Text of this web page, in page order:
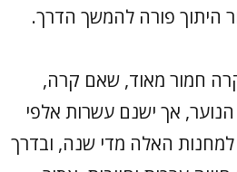
היתוך פורה להמשך הדרך.
חמור מאוד, שאם קרה,
אך ישנם עשרות אלפי
למחנות האלה מדי שנה, ובדרך